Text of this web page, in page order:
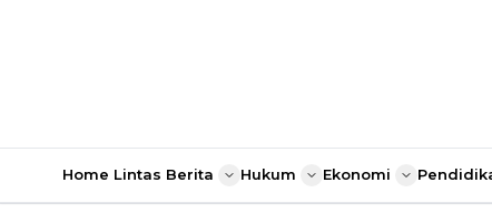
Home Lintas Berita Hukum Ekonomi